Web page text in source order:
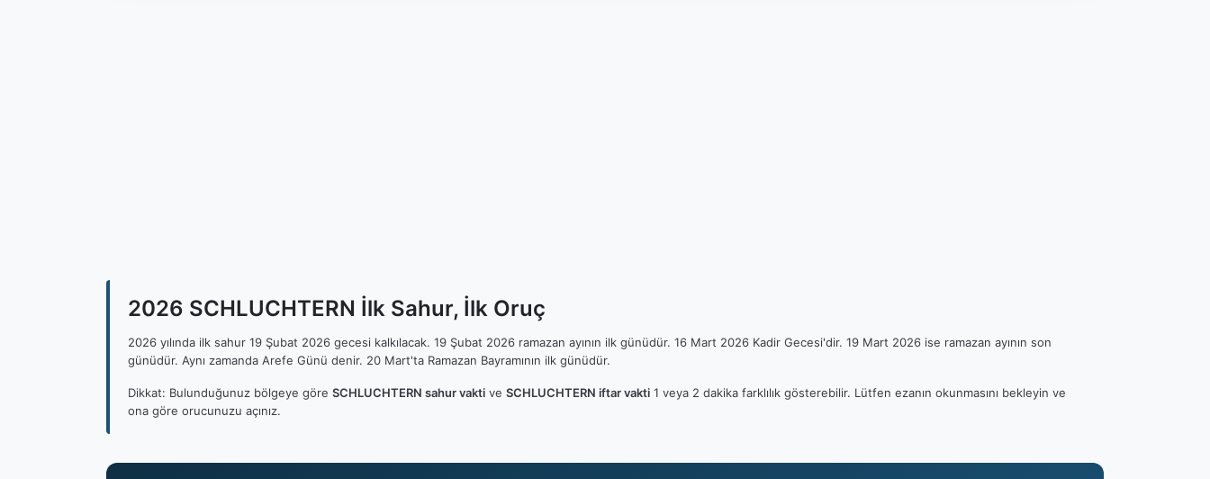
2026 SCHLUCHTERN İlk Sahur, İlk Oruç
2026 yılında ilk sahur 19 Şubat 2026 gecesi kalkılacak. 19 Şubat 2026 ramazan ayının ilk günüdür. 16 Mart 2026 Kadir Gecesi'dir. 19 Mart 2026 ise ramazan ayının son
günüdür. Aynı zamanda Arefe Günü denir. 20 Mart'ta Ramazan Bayramının ilk günüdür.
Dikkat: Bulunduğunuz bölgeye göre SCHLUCHTERN sahur vakti ve SCHLUCHTERN iftar vakti 1 veya 2 dakika farklılık gösterebilir. Lütfen ezanın okunmasını bekleyin ve
ona göre orucunuzu açınız.